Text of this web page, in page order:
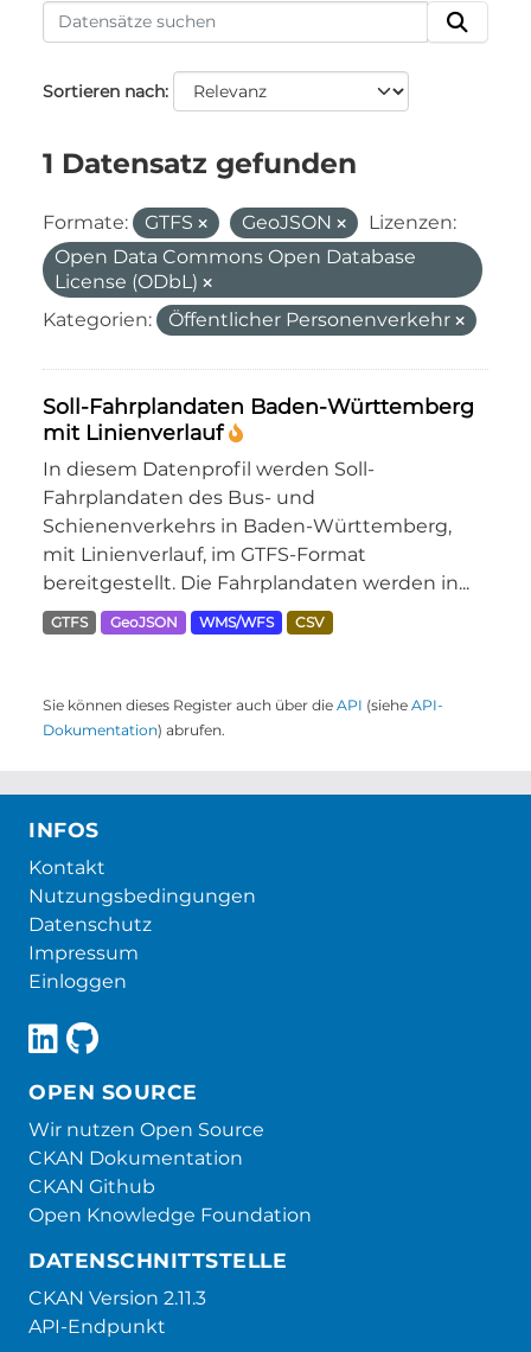
Sortieren nach
1 Datensatz gefunden
Formate: GTFS GeoJSON
Lizenzen:
Open Data Commons Open Database
License (ODbL)
Kategorien:
Öffentlicher Personenverkehr
Soll-Fahrplandaten Baden-Württemberg
mit Linienverlauf
In diesem Datenprofil werden Soll-
Fahrplandaten des Bus- und
Schienenverkehrs in Baden-Württemberg,
mit Linienverlauf, im GTFS-Format
bereitgestellt. Die Fahrplandaten werden in...
GTFS GeoJSON WMS/WFS CSV
Sie können dieses Register auch über die API (siehe API-
Dokumentation) abrufen.
INFOS
Kontakt
Nutzungsbedingungen
Datenschutz
Impressum
Einloggen
OPEN SOURCE
Wir nutzen Open Source
CKAN Dokumentation
CKAN Github
Open Knowledge Foundation
DATENSCHNITTSTELLE
CKAN Version 2.11.3
API-Endpunkt